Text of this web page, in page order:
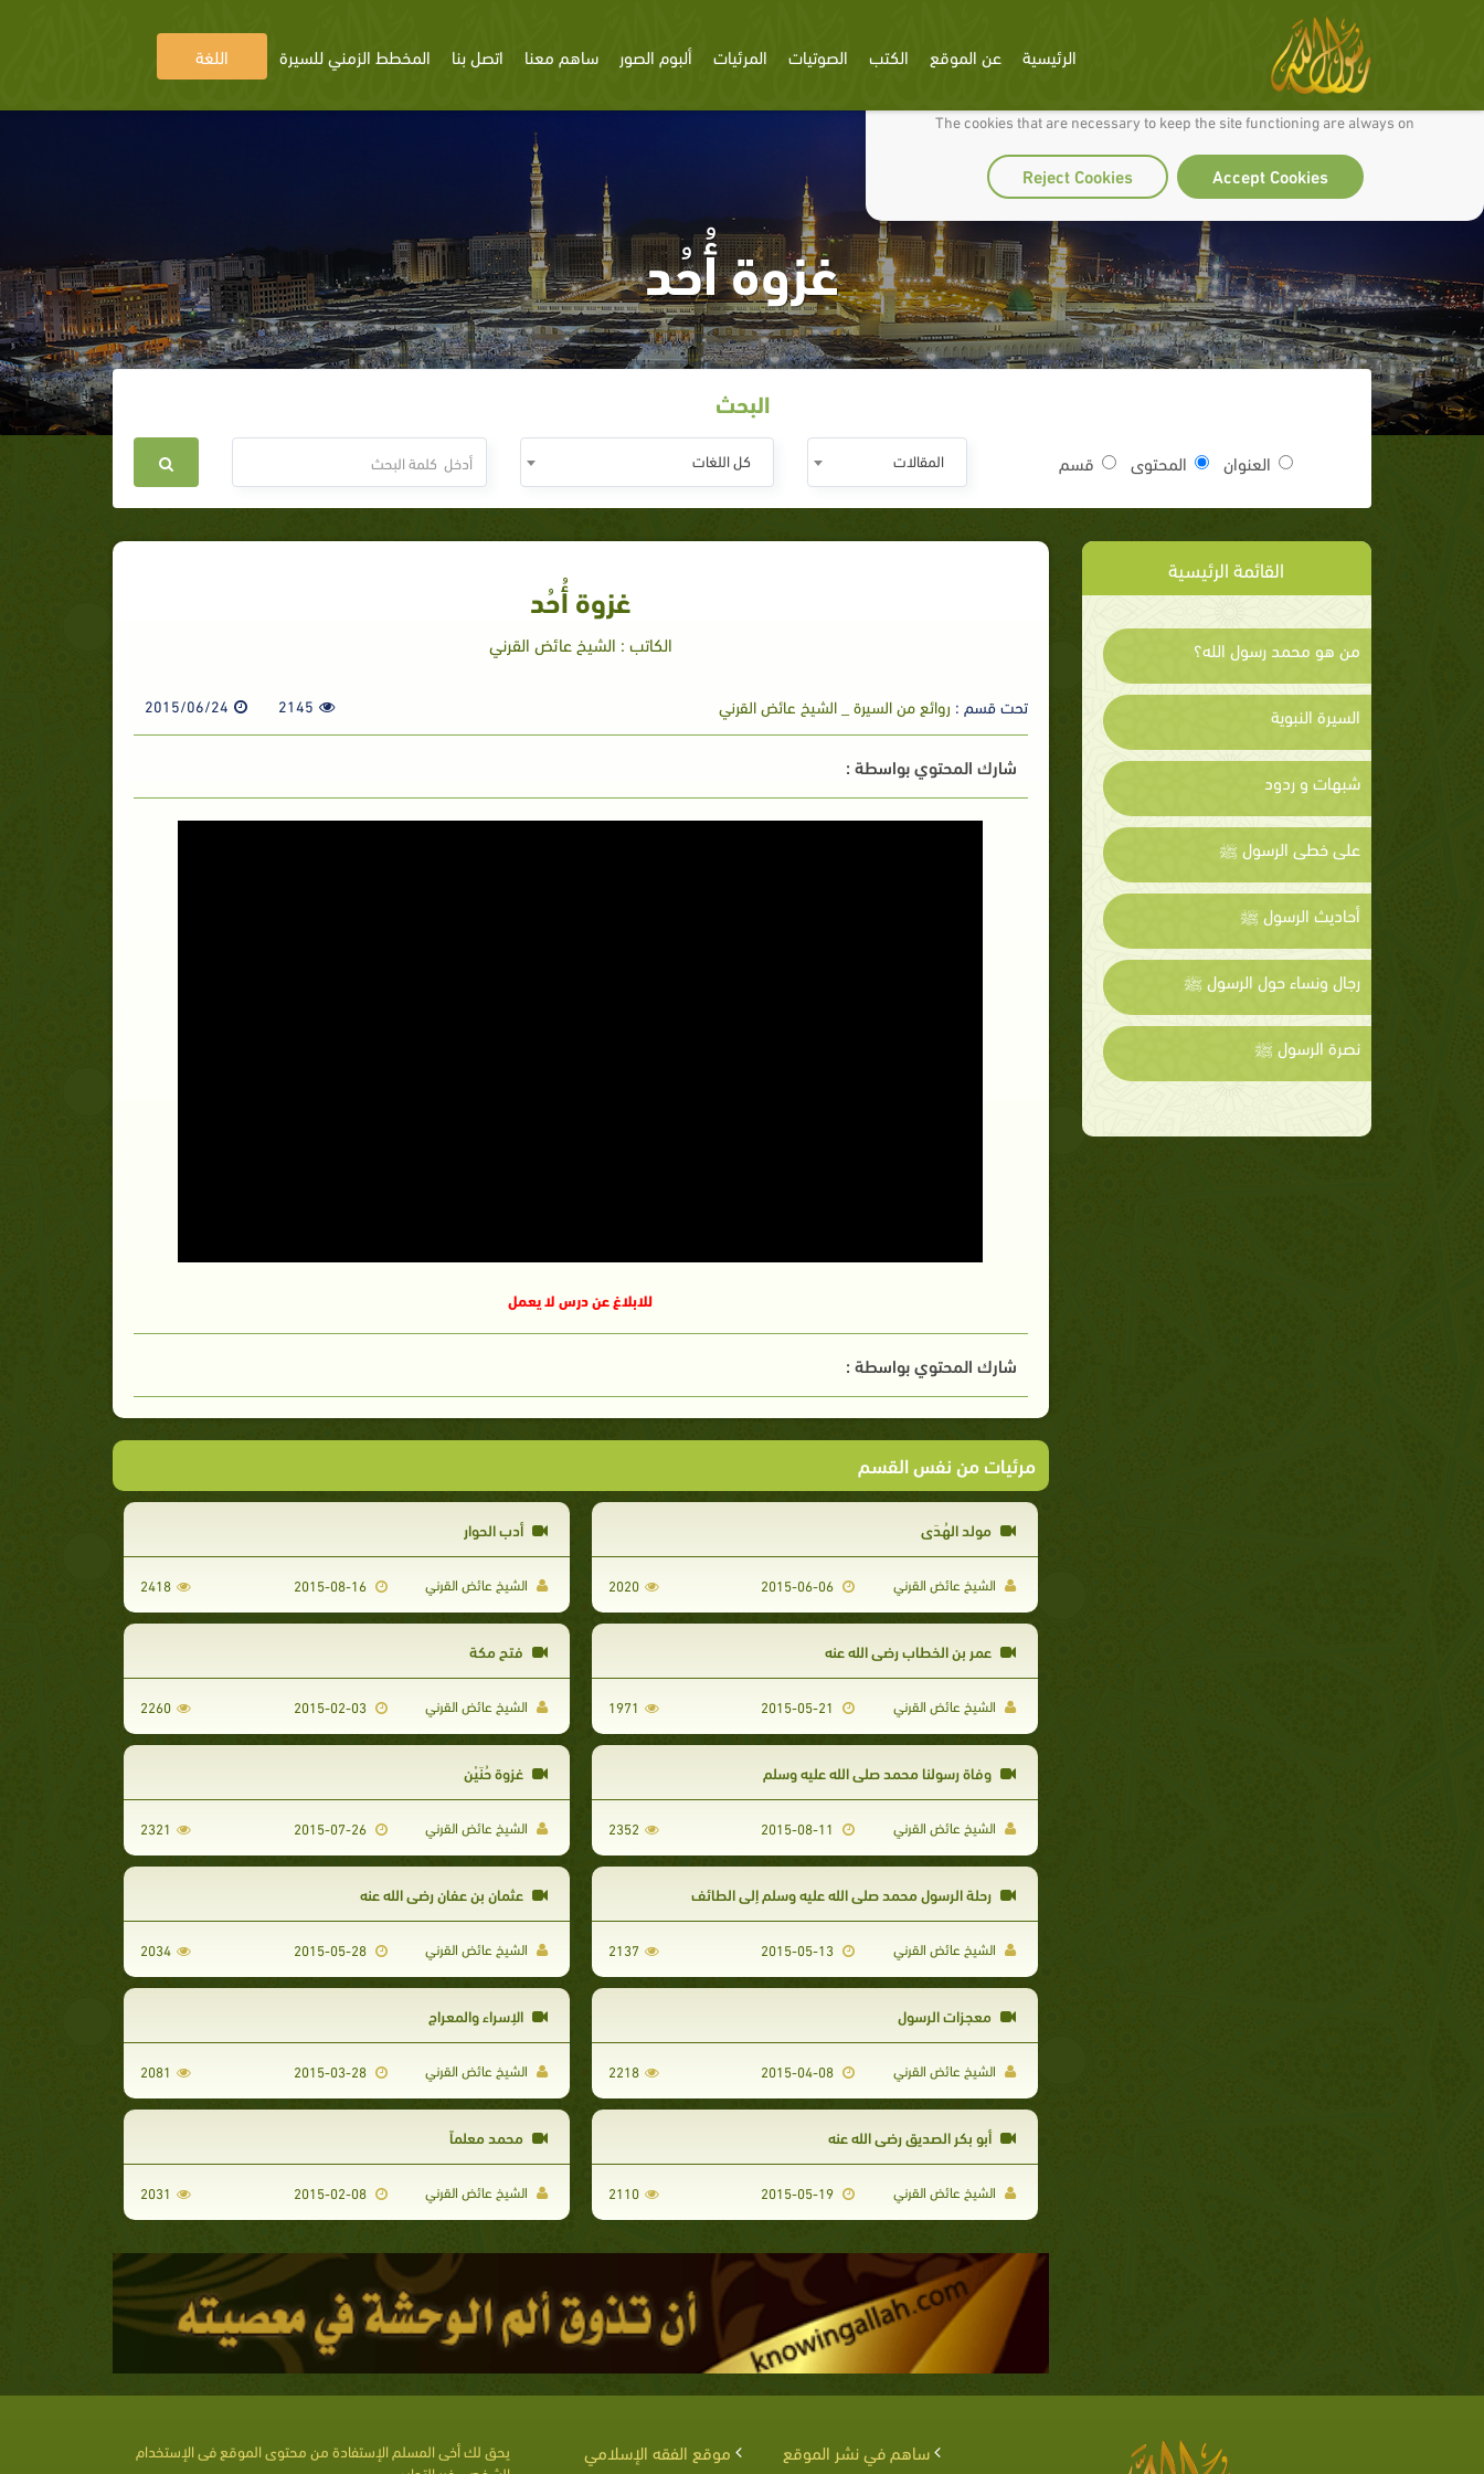
We use cookies to make our site work well for you and so we can continually improve it.
The cookies that are necessary to keep the site functioning are always on
Accept Cookies
Reject Cookies
الرئيسية عن الموقع الكتب الصوتيات المرئيات ألبوم الصور ساهم معنا اتصل بنا المخطط الزمني للسيرة اللغة
غزوة أُحُد
البحث
العنوان المحتوى قسم المقالات كل اللغات
القائمة الرئيسية
من هو محمد رسول الله؟
السيرة النبوية
شبهات و ردود
على خطى الرسول ﷺ
أحاديث الرسول ﷺ
رجال ونساء حول الرسول ﷺ
نصرة الرسول ﷺ
غزوة أُحُد
الكاتب : الشيخ عائض القرني
تحت قسم : روائع من السيرة _ الشيخ عائض القرني 2145
2015/06/24
شارك المحتوي بواسطة :
للابلاغ عن درس لا يعمل
شارك المحتوي بواسطة :
مرئيات من نفس القسم
مولد الهُدَى
الشيخ عائض القرني 2020
أدب الحوار
الشيخ عائض القرني 2015-08-16
2418
عمر بن الخطاب رضي الله عنه
الشيخ عائض القرني 1971
فتح مكة
الشيخ عائض القرني 2015-02-03
2260
وفاة رسولنا محمد صلى الله عليه وسلم
الشيخ عائض القرني 2352
غزوة حُنَيْن
الشيخ عائض القرني 2015-07-26
2321
رحلة الرسول محمد صلى الله عليه وسلم إلى الطائف
الشيخ عائض القرني 2137
عثمان بن عفان رضي الله عنه
الشيخ عائض القرني 2015-05-28
2034
معجزات الرسول
الشيخ عائض القرني 2218
الإسراء والمعراج
الشيخ عائض القرني 2015-03-28
2081
أبو بكر الصديق رضي الله عنه
الشيخ عائض القرني 2110
محمد معلماً
الشيخ عائض القرني 2015-02-08
2031
ساهم في نشر الموقع
موقع الفقه الإسلامي
يحق لك أخى المسلم الإستفادة من محتوى الموقع فى الإستخدام